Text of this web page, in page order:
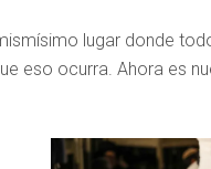
lugar donde
eso ocurra. Ahora es